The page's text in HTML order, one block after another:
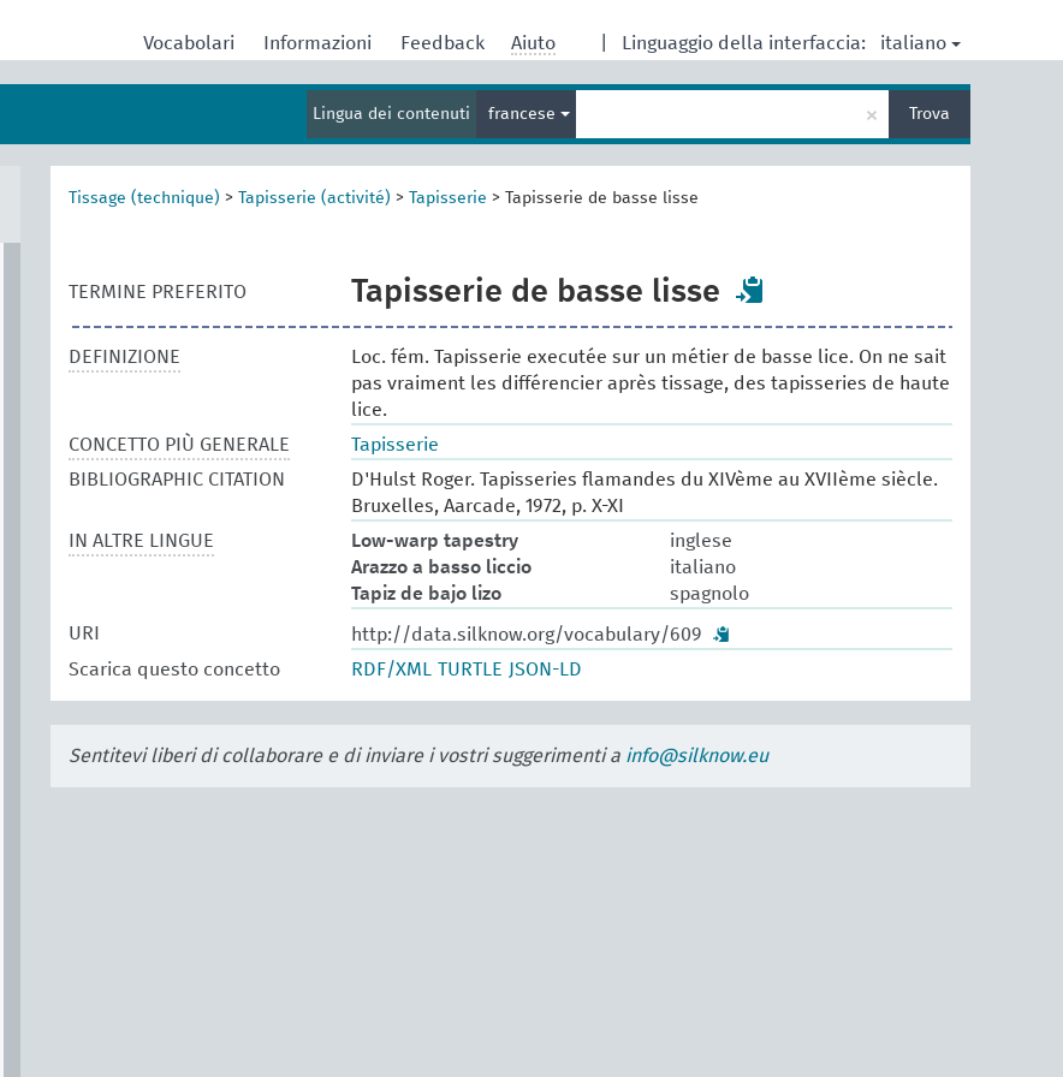
Linguaggio della interfaccia: italiano
Vocabolari Informazioni Feedback Aiuto
Lingua dei contenuti francese
termine
per
la
× Trova
Tissage (technique) > Tapisserie (activité) > Tapisserie > Tapisserie de basse lisse
TERMINE PREFERITO Tapisserie de basse lisse
DEFINIZIONE
Loc. fém. Tapisserie executée sur un métier de basse lice. On ne sait
pas vraiment les différencier après tissage, des tapisseries de haute
lice.
CONCETTO PIÙ GENERALE
Tapisserie
BIBLIOGRAPHIC CITATION
D'Hulst Roger. Tapisseries flamandes du XIVème au XVIIème siècle.
Bruxelles, Aarcade, 1972, p. X-XI
IN ALTRE LINGUE
Low-warp tapestry
inglese
Arazzo a basso liccio
italiano
Tapiz de bajo lizo
spagnolo
URI
http://data.silknow.org/vocabulary/609
Scarica questo concetto
RDF/XML TURTLE JSON-LD
Sentitevi liberi di collaborare e di inviare i vostri suggerimenti a info@silknow.eu